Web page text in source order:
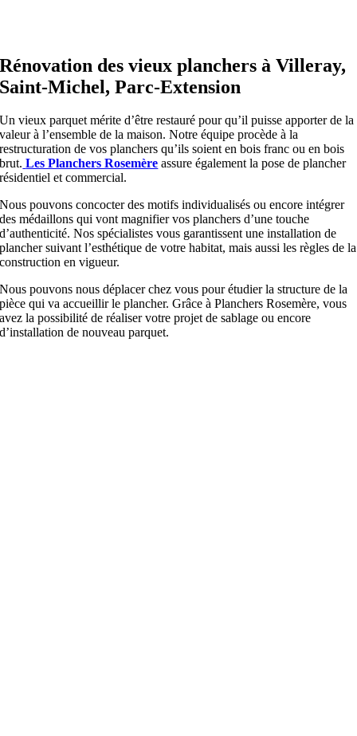
Rénovation des vieux planchers à Villeray,
Saint-Michel, Parc-Extension
Un vieux parquet mérite d’être restauré pour qu’il puisse apporter de la
valeur à l’ensemble de la maison. Notre équipe procède à la
restructuration de vos planchers qu’ils soient en bois franc ou en bois
brut. Les Planchers Rosemère assure également la pose de plancher
résidentiel et commercial.
Nous pouvons concocter des motifs individualisés ou encore intégrer
des médaillons qui vont magnifier vos planchers d’une touche
d’authenticité. Nos spécialistes vous garantissent une installation de
plancher suivant l’esthétique de votre habitat, mais aussi les règles de la
construction en vigueur.
Nous pouvons nous déplacer chez vous pour étudier la structure de la
pièce qui va accueillir le plancher. Grâce à Planchers Rosemère, vous
avez la possibilité de réaliser votre projet de sablage ou encore
d’installation de nouveau parquet.